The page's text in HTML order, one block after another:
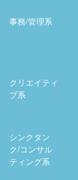
事務/管理系
クリエイティ
ブ系
シンクタン
ク/コンサル
ティング系